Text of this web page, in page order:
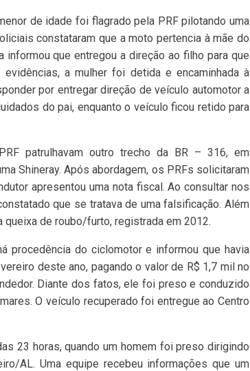
de idade foi flagrado pela PRF pilotando uma
constataram que a moto pertencia à mãe do
que entregou a direção ao filho para que
a mulher foi detida e encaminhada à
por entregar direção de veículo automotor a
do pai, enquanto o veículo ficou retido para
patrulhavam outro trecho da BR – 316, em
Shineray. Após abordagem, os PRFs solicitaram
apresentou uma nota fiscal. Ao consultar nos
que se tratava de uma falsificação. Além
de roubo/furto, registrada em 2012.
procedência do ciclomotor e informou que havia
deste ano, pagando o valor de R$ 1,7 mil no
Diante dos fatos, ele foi preso e conduzido
O veículo recuperado foi entregue ao Centro
23 horas, quando um homem foi preso dirigindo
AL. Uma equipe recebeu informações que um